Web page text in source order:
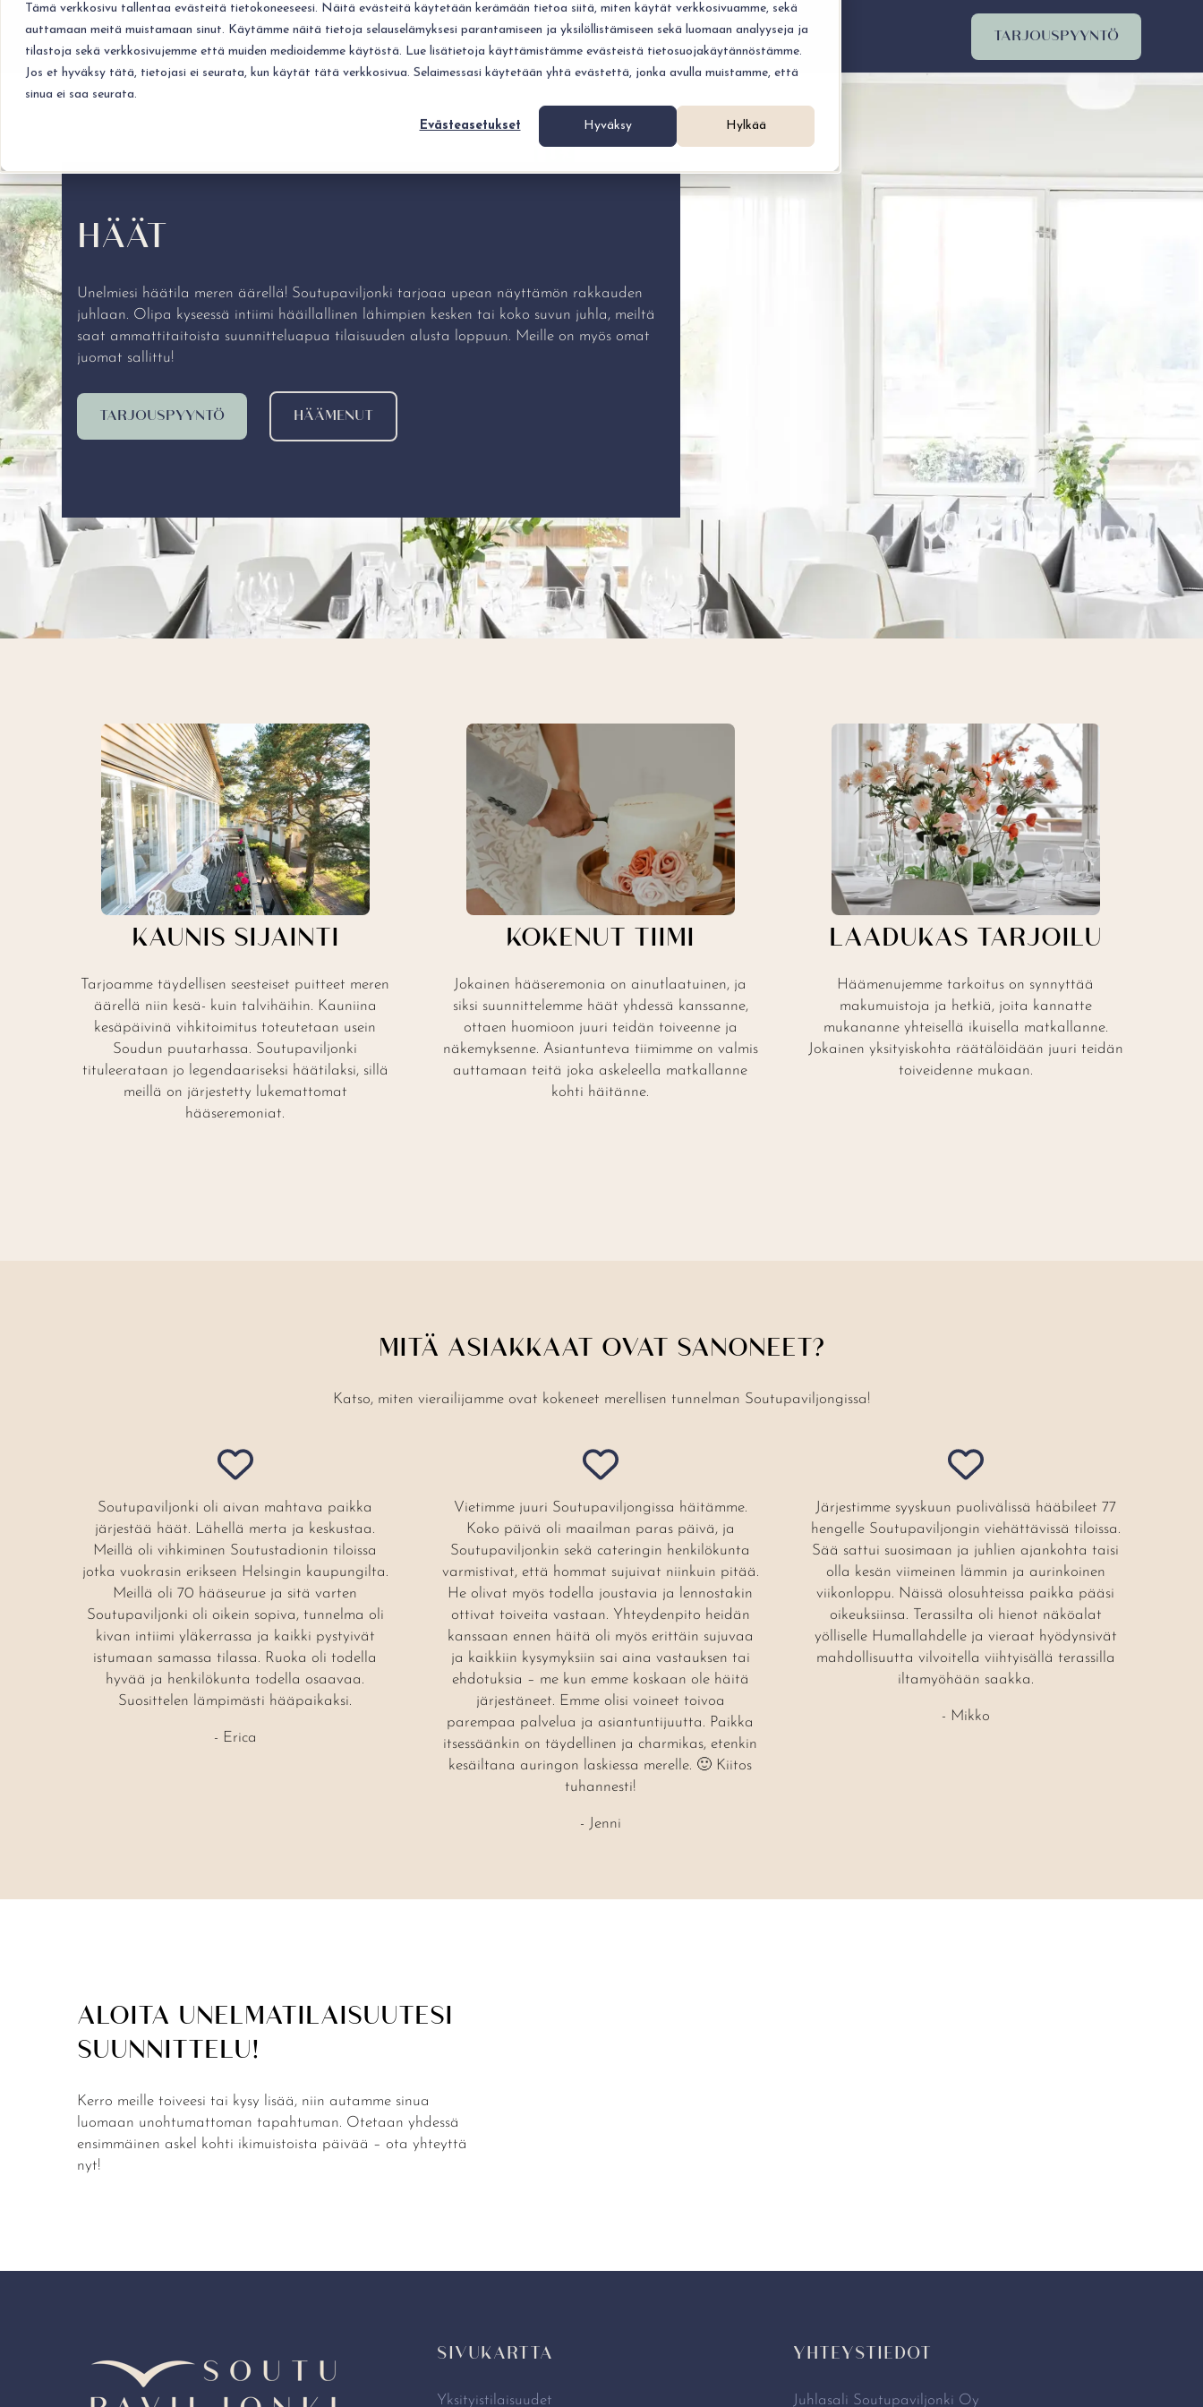
Tämä verkkosivu tallentaa evästeitä tietokoneeseesi. Näitä evästeitä käytetään kerämään tietoa siitä, miten käytät verkkosivuamme, sekä
auttamaan meitä muistamaan sinut. Käytämme näitä tietoja selauselämyksesi parantamiseen ja yksilöllistämiseen sekä luomaan analyyseja ja
tilastoja sekä verkkosivujemme että muiden medioidemme käytöstä. Lue lisätietoja käyttämistämme evästeistä tietosuojakäytännöstämme.
Jos et hyväksy tätä, tietojasi ei seurata, kun käytät tätä verkkosivua. Selaimessasi käytetään yhtä evästettä, jonka avulla muistamme, että
sinua ei saa seurata.
Evästeasetukset Hyväksy Hylkää
Yksityistilaisuudet
Show submenu for Yksityistilaisuudet
Yritystilaisuudet
Show submenu for Yritystilaisuudet
Tila Menut
Show submenu for Menut
Ota yhteyttä
Show submenu for Ota yhteyttä
TARJOUSPYYNTÖ
HÄÄT
Unelmiesi häätila meren äärellä! Soutupaviljonki tarjoaa upean näyttämön rakkauden
juhlaan. Olipa kyseessä intiimi hääillallinen lähimpien kesken tai koko suvun juhla, meiltä
saat ammattitaitoista suunnitteluapua tilaisuuden alusta loppuun. Meille on myös omat
juomat sallittu!
TARJOUSPYYNTÖ HÄÄMENUT
KAUNIS SIJAINTI
Tarjoamme täydellisen seesteiset puitteet meren
äärellä niin kesä- kuin talvihäihin. Kauniina
kesäpäivinä vihkitoimitus toteutetaan usein
Soudun puutarhassa. Soutupaviljonki
tituleerataan jo legendaariseksi häätilaksi, sillä
meillä on järjestetty lukemattomat
hääseremoniat.
KOKENUT TIIMI
Jokainen hääseremonia on ainutlaatuinen, ja
siksi suunnittelemme häät yhdessä kanssanne,
ottaen huomioon juuri teidän toiveenne ja
näkemyksenne. Asiantunteva tiimimme on valmis
auttamaan teitä joka askeleella matkallanne
kohti häitänne.
LAADUKAS TARJOILU
Häämenujemme tarkoitus on synnyttää
makumuistoja ja hetkiä, joita kannatte
mukananne yhteisellä ikuisella matkallanne.
Jokainen yksityiskohta räätälöidään juuri teidän
toiveidenne mukaan.
MITÄ ASIAKKAAT OVAT SANONEET?
Katso, miten vierailijamme ovat kokeneet merellisen tunnelman Soutupaviljongissa!
Soutupaviljonki oli aivan mahtava paikka
järjestää häät. Lähellä merta ja keskustaa.
Meillä oli vihkiminen Soutustadionin tiloissa
jotka vuokrasin erikseen Helsingin kaupungilta.
Meillä oli 70 hääseurue ja sitä varten
Soutupaviljonki oli oikein sopiva, tunnelma oli
kivan intiimi yläkerrassa ja kaikki pystyivät
istumaan samassa tilassa. Ruoka oli todella
hyvää ja henkilökunta todella osaavaa.
Suosittelen lämpimästi hääpaikaksi.
- Erica
Vietimme juuri Soutupaviljongissa häitämme.
Koko päivä oli maailman paras päivä, ja
Soutupaviljonkin sekä cateringin henkilökunta
varmistivat, että hommat sujuivat niinkuin pitää.
He olivat myös todella joustavia ja lennostakin
ottivat toiveita vastaan. Yhteydenpito heidän
kanssaan ennen häitä oli myös erittäin sujuvaa
ja kaikkiin kysymyksiin sai aina vastauksen tai
ehdotuksia – me kun emme koskaan ole häitä
järjestäneet. Emme olisi voineet toivoa
parempaa palvelua ja asiantuntijuutta. Paikka
itsessäänkin on täydellinen ja charmikas, etenkin
kesäiltana auringon laskiessa merelle. 🙂 Kiitos
tuhannesti!
- Jenni
Järjestimme syyskuun puolivälissä hääbileet 77
hengelle Soutupaviljongin viehättävissä tiloissa.
Sää sattui suosimaan ja juhlien ajankohta taisi
olla kesän viimeinen lämmin ja aurinkoinen
viikonloppu. Näissä olosuhteissa paikka pääsi
oikeuksiinsa. Terassilta oli hienot näköalat
yölliselle Humallahdelle ja vieraat hyödynsivät
mahdollisuutta vilvoitella viihtyisällä terassilla
iltamyöhään saakka.
- Mikko
ALOITA UNELMATILAISUUTESI
SUUNNITTELU!
Kerro meille toiveesi tai kysy lisää, niin autamme sinua
luomaan unohtumattoman tapahtuman. Otetaan yhdessä
ensimmäinen askel kohti ikimuistoista päivää – ota yhteyttä
nyt!
SIVUKARTTA
Yksityistilaisuudet
YHTEYSTIEDOT
Juhlasali Soutupaviljonki Oy